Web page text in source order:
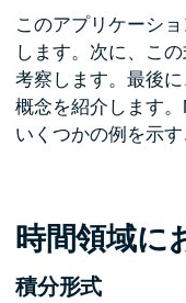
このアプリケーシ
します。次に、こ
考察します。最後
概念を紹介します
いくつかの例を示す
時間領域に
積分形式